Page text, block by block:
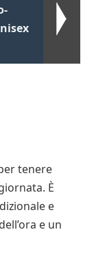
tenere
È
e
e un